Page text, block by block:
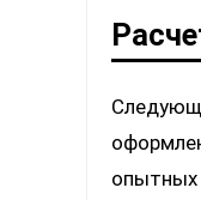
опытных